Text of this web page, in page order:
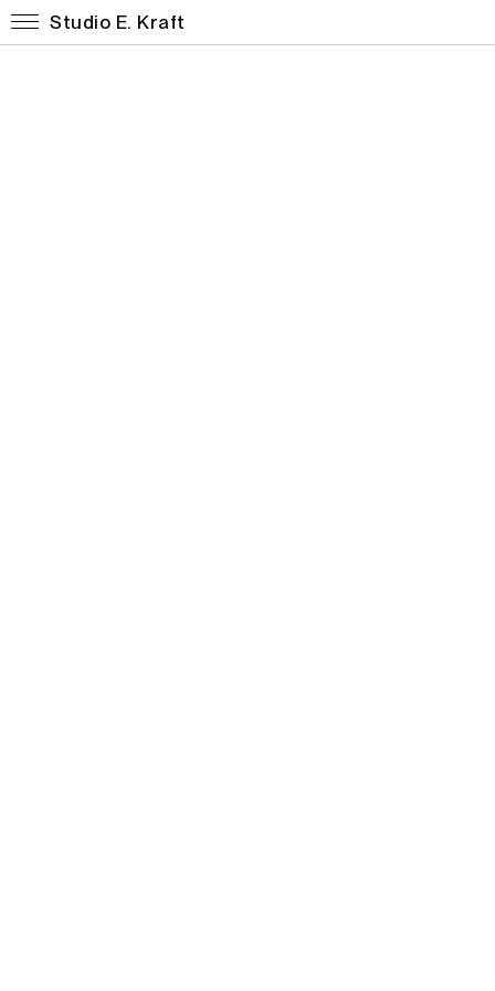
Studio E. Kraft